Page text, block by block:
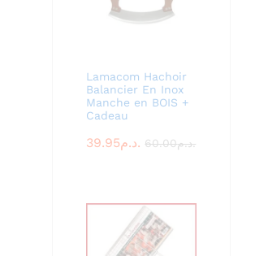
Lamacom Hachoir
Balancier En Inox
Manche en BOIS +
Cadeau
39.95 د.م. 60.00 د.م.